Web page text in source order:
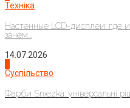
Техніка
Настенные LCD-дисплеи: где
зачем...
14.07.2026
Суспільство
Фарби Sniezka: універсальні